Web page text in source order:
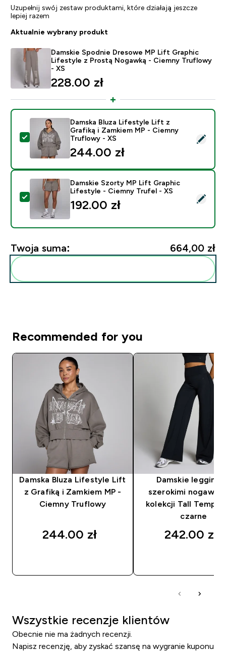
Uzupełnij swój zestaw produktami, które działają jeszcze
lepiej razem
Aktualnie wybrany produkt
Damskie Spodnie Dresowe MP Lift Graphic
Lifestyle z Prostą Nogawką - Ciemny Truflowy
- XS
228.00 zł‎
Wybierz ten produkt - Damska Bluza Lifestyle Lift z
Damska Bluza Lifestyle Lift z
Grafiką i Zamkiem MP - Ciemny
Truflowy - XS
244.00 zł‎
Wybierz ten produkt - Damskie Szorty MP Lift
Damskie Szorty MP Lift Graphic
Lifestyle - Ciemny Trufel - XS
192.00 zł‎
Twoja suma: 664,00 zł‎
Recommended for you
Damska Bluza Lifestyle Lift
z Grafiką i Zamkiem MP -
Ciemny Truflowy
244.00 zł‎
Damskie legginsy
szerokimi
kolekcji Tall Tempo
czarne
242.00 zł‎
Wszystkie recenzje klientów
Obecnie nie ma żadnych recenzji.
Napisz recenzję, aby zyskać szansę na wygranie kuponu